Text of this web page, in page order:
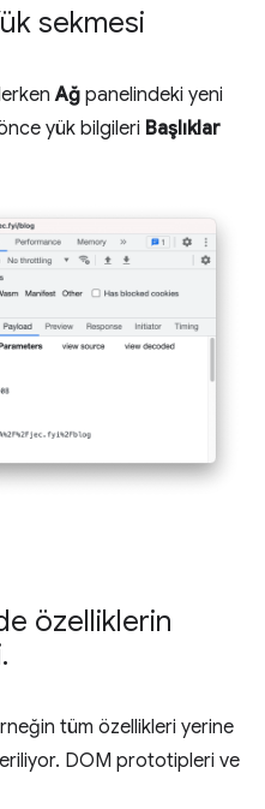
sekmesi
Ağ panelindeki yeni
yük bilgileri Başlıklar
özelliklerin
.
tüm özellikleri yerine
DOM prototipleri ve